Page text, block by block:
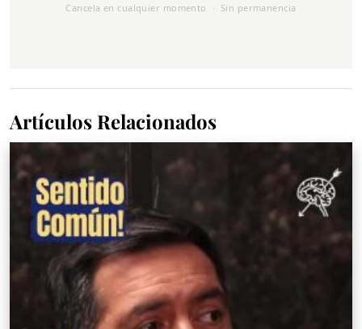
Cancela en cualquier momento · Sin permanencia
Artículos Relacionados